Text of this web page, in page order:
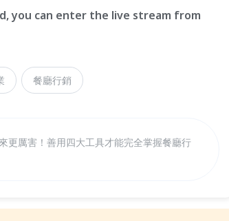
you can enter the live stream from
餐廳行銷
更厲害！善用四大工具才能完全掌握餐廳行